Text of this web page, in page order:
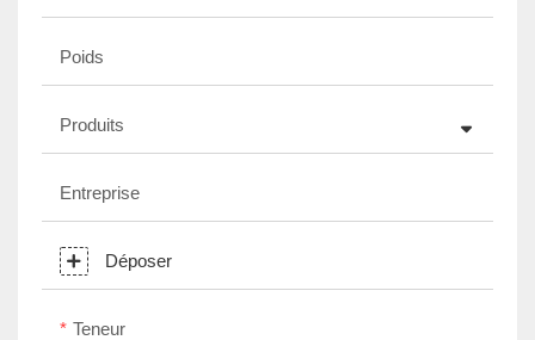
Poids
Produits
Entreprise
Déposer
Teneur